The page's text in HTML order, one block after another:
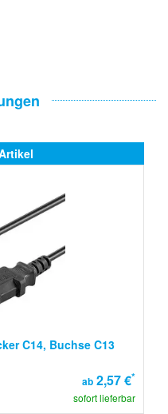
C14, Buchse C13
ab 2,57 €*
sofort lieferbar